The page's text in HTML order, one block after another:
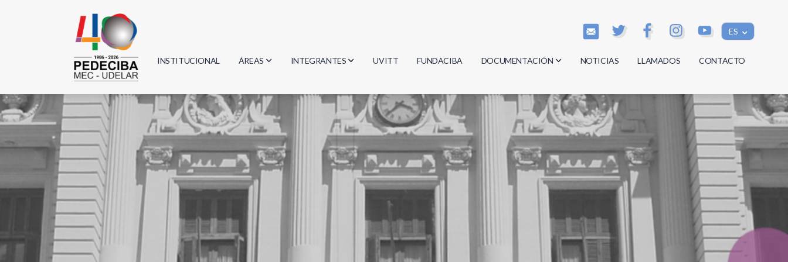
ES
INSTITUCIONAL ÁREAS
Biología
Física
Geociencias
Informática
Matemática
INTEGRANTES
Investigadores
Estudiantes
Egresados
UVITT FUNDACIBA DOCUMENTACIÓN
Actas
Reglamentos
Documentos
NOTICIAS LLAMADOS CONTACTO